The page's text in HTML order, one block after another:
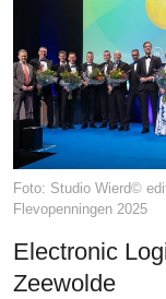
Foto: Studio Wierd©
Flevopenningen 2025
Electronic
Zeewolde